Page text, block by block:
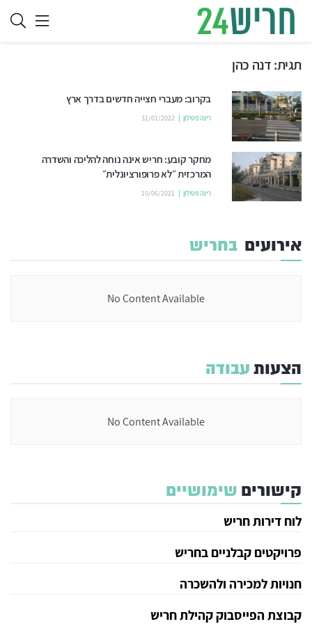
תגית:דנה כהן
בקרוב: מעברי חצייה חדשים בדרך ארץ
רינה פטילון 31/01/2022
מחקר קובע: חריש אינה נוחה להליכה והשדרה
המרכזית ״לא פרופורציונלית״
רינה פטילון 10/06/2021
אירועים בחריש
No Content Available
הצעותעבודה
No Content Available
קישורים שימושיים
לוח דירות חריש
פרויקטים קבלניים בחריש
חנויות למכירה ולהשכרה
קבוצת הפייסבוק קהילת חריש